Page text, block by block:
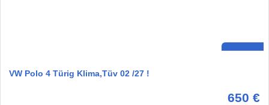
VW Polo 4 Türig Klima,Tüv 02 /27 !
650 €